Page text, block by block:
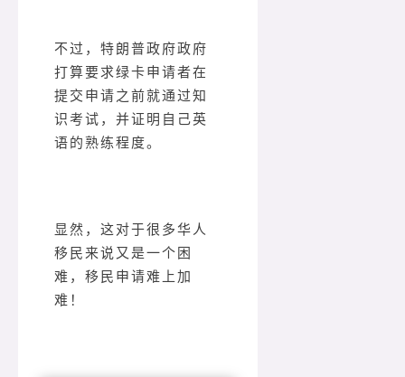
不过，特朗普政府政府
打算要求绿卡申请者在
提交申请之前就通过知
识考试，并证明自己英
语的熟练程度。
显然，这对于很多华人
移民来说又是一个困
难，移民申请难上加
难！